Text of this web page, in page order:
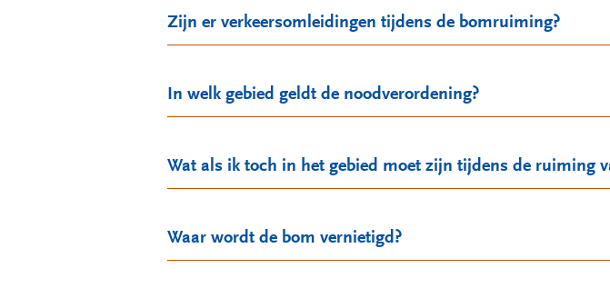
Zijn er verkeersomleidingen tijdens de bomruiming?
In welk gebied geldt de noodverordening?
Wat als ik toch in het gebied moet zijn tijdens de ruiming
Waar wordt de bom vernietigd?